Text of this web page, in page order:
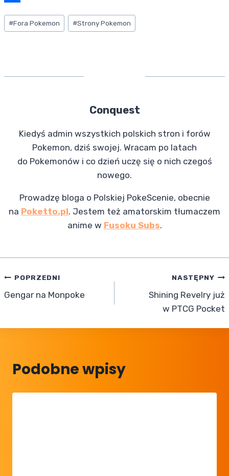
og
m
bah
e
Tagi
wpisu:
#Fora Pokemon #Strony Pokemon
Conquest
Kiedyś admin wszystkich polskich stron i forów
Pokemon, dziś swojej. Wracam po latach
do Pokemonów i co dzień uczę się o nich czegoś
nowego.
Prowadzę bloga o Polskiej PokeScenie, obecnie
na Poketto.pl. Jestem też amatorskim tłumaczem
anime w Fusoku Subs.
Nawigacja
wpisu
POPRZEDNI
Gengar na Monpoke
NASTĘPNY
Shining Revelry już
w PTCG Pocket
Podobne wpisy